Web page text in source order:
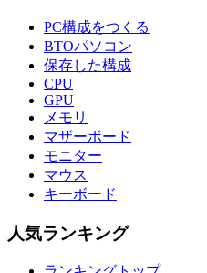
PC構成をつくる
BTOパソコン
保存した構成
CPU
GPU
メモリ
マザーボード
モニター
マウス
キーボード
人気ランキング